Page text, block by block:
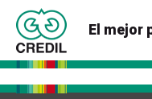
El mejor